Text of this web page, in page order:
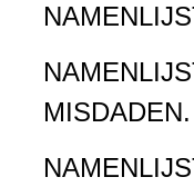
MISDADEN.